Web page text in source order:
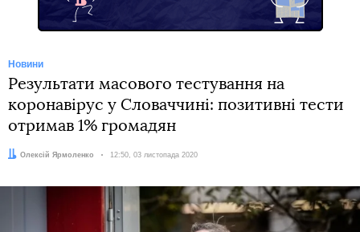
Новини
Результати масового тестування на
коронавірус у Словаччині: позитивні тести
отримав 1% громадян
Автор:
Олексій Ярмоленко Дата:
12:50, 03 листопада 2020